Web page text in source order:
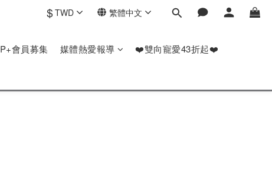
$TWD 繁體中文
P+會員募集 媒體熱愛報導
❤️雙向寵愛43折起❤️